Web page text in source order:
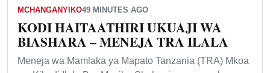
MCHANGANYIKO49 MINUTES AGO
KODI HAITAATHIRI UKUAJI WA
BIASHARA – MENEJA TRA ILALA
Meneja wa Mamlaka ya Mapato Tanzania (TRA) Mkoa